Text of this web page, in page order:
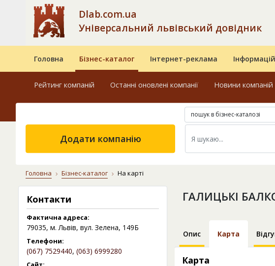
Dlab.com.ua
Універсальний львівський довідник
Головна Бізнес-каталог Інтернет-реклама
Рейтинг компаній Останні оновлені компанії Новини компаній
пошук в бізнес-каталозі
Додати компанію
Головна Бізнес-каталог На карті
Контакти
Фактична адреса:
79035, м. Львів, вул. Зелена, 149Б
Телефони:
(067) 7529440, (063) 6999280
ГАЛИЦЬКІ
Опис Карта
Карта